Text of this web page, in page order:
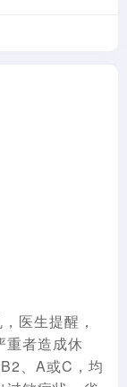
医生提醒，
重者造成休
、A或C，均